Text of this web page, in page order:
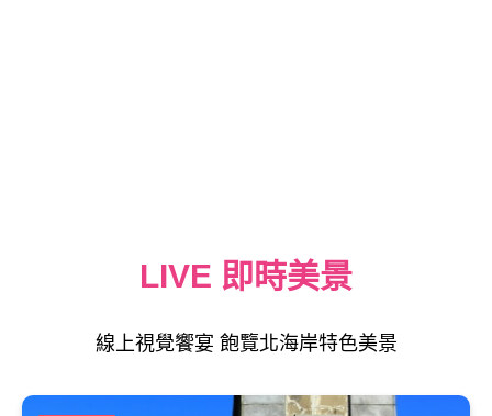
LIVE 即時美景
線上視覺饗宴 飽覽北海岸特色美景